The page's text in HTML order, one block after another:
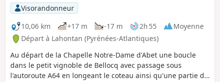
Visorandonneur
10,06 km
+17 m -17 m 2h 55
Moyenne
Départ à Lahontan (Pyrénées-Atlantiques)
Au départ de la Chapelle Notre-Dame d'Abet une boucle
dans le petit vignoble de Bellocq avec passage sous
l'autoroute A64 en longeant le coteau ainsi qu'une partie du